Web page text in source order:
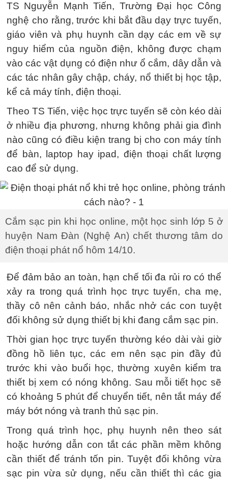
TS Nguyễn Mạnh Tiến, Trường Đại học Công
nghệ cho rằng, trước khi bắt đầu dạy trực tuyến,
giáo viên và phụ huynh cần dạy các em về sự
nguy hiểm của nguồn điện, không được chạm
vào các vật dụng có điện như ổ cắm, dây dẫn và
các tác nhân gây chập, cháy, nổ thiết bị học tập,
kể cả máy tính, điện thoại.
Theo TS Tiến, việc học trực tuyến sẽ còn kéo dài
ở nhiều địa phương, nhưng không phải gia đình
nào cũng có điều kiện trang bị cho con máy tính
để bàn, laptop hay ipad, điện thoại chất lượng
cao để sử dụng.
Cắm sạc pin khi học online, một học sinh lớp 5 ở
huyện Nam Đàn (Nghệ An) chết thương tâm do
điện thoại phát nổ hôm 14/10.
Để đảm bảo an toàn, hạn chế tối đa rủi ro có thể
xảy ra trong quá trình học trực tuyến, cha mẹ,
thầy cô nên cảnh báo, nhắc nhở các con tuyệt
đối không sử dụng thiết bị khi đang cắm sạc pin.
Thời gian học trực tuyến thường kéo dài vài giờ
đồng hồ liên tục, các em nên sạc pin đầy đủ
trước khi vào buổi học, thường xuyên kiểm tra
thiết bị xem có nóng không. Sau mỗi tiết học sẽ
có khoảng 5 phút để chuyển tiết, nên tắt máy để
máy bớt nóng và tranh thủ sạc pin.
Trong quá trình học, phụ huynh nên theo sát
hoặc hướng dẫn con tắt các phần mềm không
cần thiết để tránh tốn pin. Tuyệt đối không vừa
sạc pin vừa sử dụng, nếu cần thiết thì các gia